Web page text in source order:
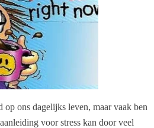
op ons dagelijks leven, maar vaak ben
voor stress kan door veel